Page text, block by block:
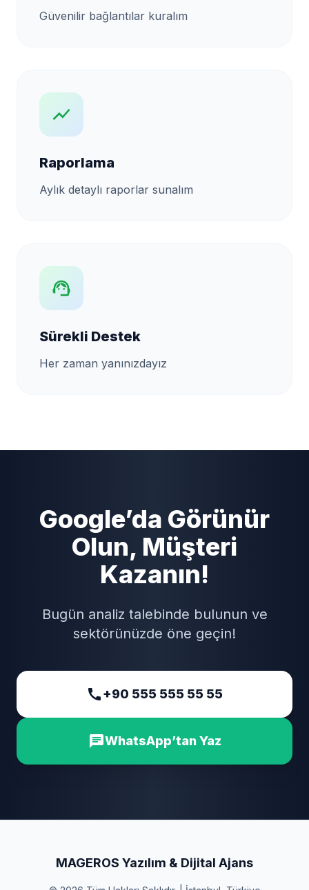
Güvenilir bağlantılar kuralım
show_chart
Raporlama
Aylık detaylı raporlar sunalım
support_agent
Sürekli Destek
Her zaman yanınızdayız
Google’da Görünür
Olun, Müşteri
Kazanın!
Bugün analiz talebinde bulunun ve
sektörünüzde öne geçin!
call+90 555 555 55 55
chatWhatsApp’tan Yaz
MAGEROS Yazılım & Dijital Ajans